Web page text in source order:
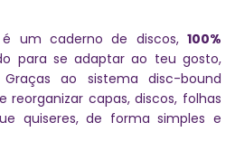
um caderno de discos, 100%
para se adaptar ao teu gosto,
ao sistema disc-bound
reorganizar capas, discos, folhas
quiseres, de forma simples e